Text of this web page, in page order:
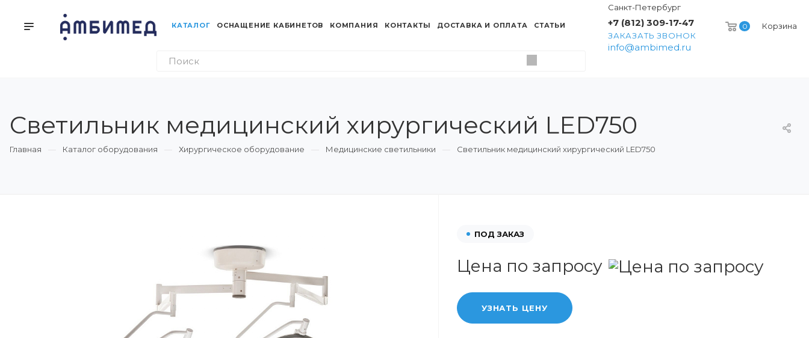
0 Корзина
Санкт-Петербург
+7 (812) 309-17-47
ЗАКАЗАТЬ ЗВОНОК
info@ambimed.ru
КАТАЛОГ ОСНАЩЕНИЕ КАБИНЕТОВ КОМПАНИЯ КОНТАКТЫ ДОСТАВКА И ОПЛАТА СТАТЬИ
Светильник медицинский хирургический LED750
Главная Каталог оборудования Хирургическое оборудование Медицинские светильники Светильник медицинский хирургический LED750
ПОД ЗАКАЗ
Цена по запросу
УЗНАТЬ ЦЕНУ